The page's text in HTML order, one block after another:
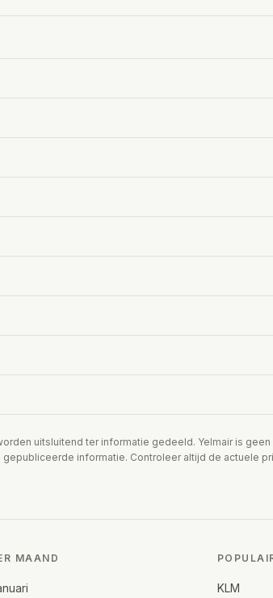
uitsluitend ter informatie gedeeld. Yelmair is
informatie. Controleer altijd de actuele
MAAND
KLM